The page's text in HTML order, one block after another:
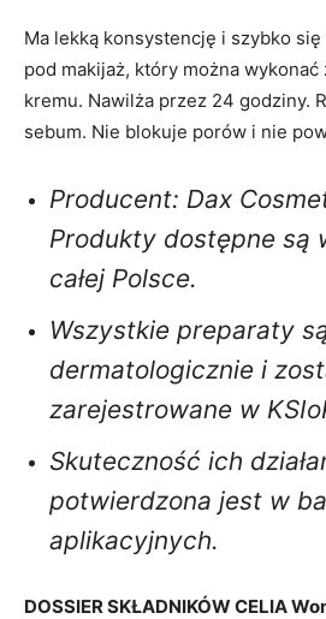
Ma lekką konsystencję i szybko się
pod makijaż, który można wykonać
kremu. Nawilża przez 24 godziny.
sebum. Nie blokuje porów i nie
Producent: Dax
Produkty dostępne są
całej Polsce.
Wszystkie preparaty
dermatologicznie i
zarejestrowane w
Skuteczność ich
potwierdzona jest w
aplikacyjnych.
DOSSIER SKŁADNIKÓW CELIA